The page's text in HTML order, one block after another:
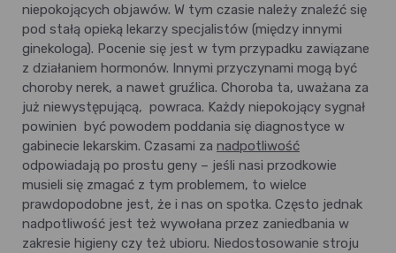
niepokojących objawów. W tym czasie należy znaleźć się
pod stałą opieką lekarzy specjalistów (między innymi
ginekologa). Pocenie się jest w tym przypadku zawiązane
z działaniem hormonów. Innymi przyczynami mogą być
choroby nerek, a nawet gruźlica. Choroba ta, uważana za
już niewystępującą, powraca. Każdy niepokojący sygnał
powinien być powodem poddania się diagnostyce w
gabinecie lekarskim. Czasami za nadpotliwość
odpowiadają po prostu geny – jeśli nasi przodkowie
musieli się zmagać z tym problemem, to wielce
prawdopodobne jest, że i nas on spotka. Często jednak
nadpotliwość jest też wywołana przez zaniedbania w
zakresie higieny czy też ubioru. Niedostosowanie stroju